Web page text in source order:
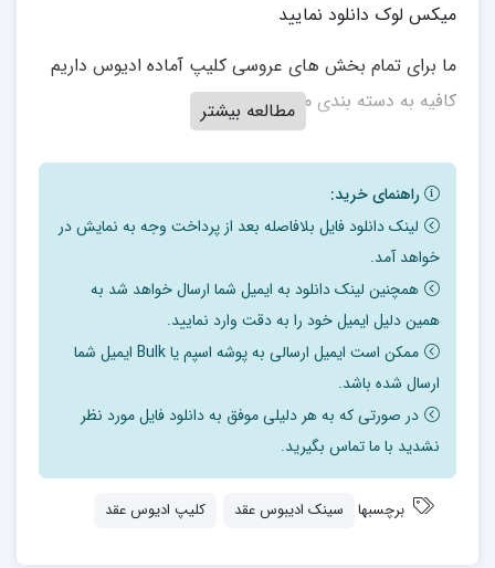
میکس لوک دانلود نمایید
ما برای تمام بخش های عروسی کلیپ آماده ادیوس داریم
کافیه به دسته بندی مراجعه نمایید
مطالعه بیشتر
راهنمای خرید:
لینک دانلود فایل بلافاصله بعد از پرداخت وجه به نمایش در
خواهد آمد.
همچنین لینک دانلود به ایمیل شما ارسال خواهد شد به
همین دلیل ایمیل خود را به دقت وارد نمایید.
ممکن است ایمیل ارسالی به پوشه اسپم یا Bulk ایمیل شما
ارسال شده باشد.
در صورتی که به هر دلیلی موفق به دانلود فایل مورد نظر
نشدید با ما تماس بگیرید.
برچسبها سینک ادیبوس عقد کلیپ ادیوس عقد